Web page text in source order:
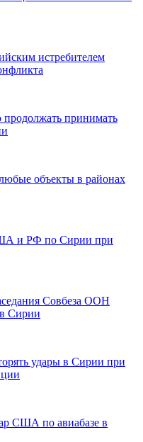
истребителем
продолжать принимать
объекты в районах
и РФ по Сирии при
Совбеза ООН
Сирии
удары в Сирии при
США по авиабазе в